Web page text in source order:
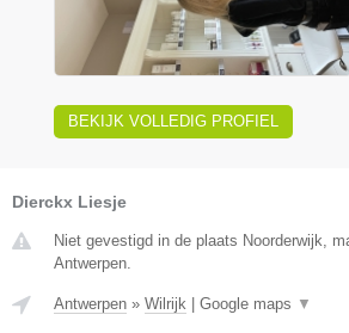
BEKIJK VOLLEDIG PROFIEL
Dierckx Liesje
Niet gevestigd in de plaats Noorderwijk,
Antwerpen.
Antwerpen » Wilrijk | Google maps ▼